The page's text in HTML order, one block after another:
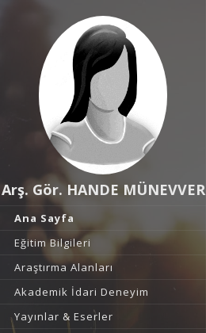
Arş. Gör. HANDE MÜNEVVER
Ana Sayfa
Eğitim Bilgileri
Araştırma Alanları
Akademik İdari Deneyim
Yayınlar & Eserler